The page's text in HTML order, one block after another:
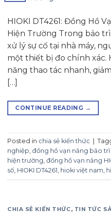
HIOKI DT4261: Đồng Hồ
Hiện Trường Trong bảo
xử lý sự cố tại nhà máy,
một thiết bị đo chính xác.
năng thao tác nhanh,
[…]
CONTINUE READING →
Posted in chia sẻ kiến thức
nghiệp, đồng hồ vạn năng bảo trì
hiện trường, đồng hồ vạn năng
số, HIOKI DT4261, hioki việt nam,
CHIA SẺ KIẾN THỨC, TIN TỨC